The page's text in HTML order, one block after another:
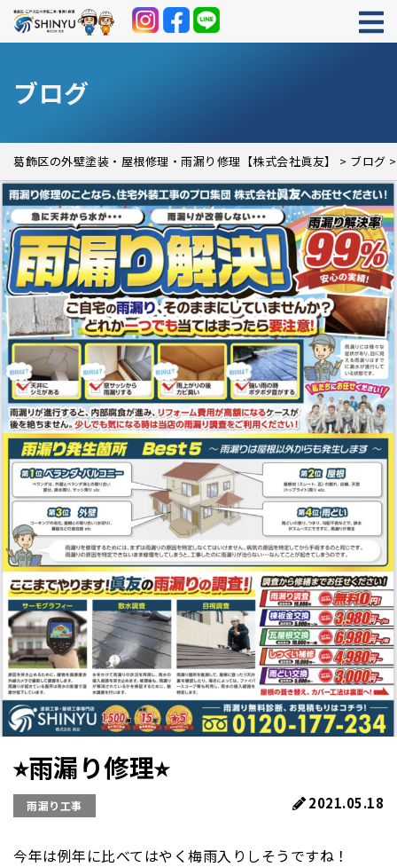
ブログ
葛飾区の外壁塗装・屋根修理・雨漏り修理【株式会社眞友】 > ブログ
⭐︎雨漏り修理⭐︎
雨漏り工事 2021.05.18
今年は例年に比べてはやく梅雨入りしそうですね！